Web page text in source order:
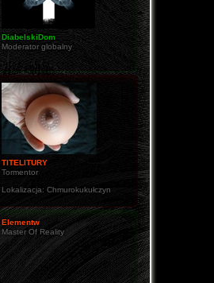
DiabelskiDom
Moderator globalny
TITELITURY
Tormentor
Lokalizacja: Chmurokukułczyn
Elementw
Master Of Reality